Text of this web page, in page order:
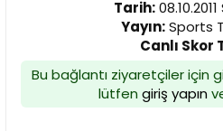
h
i
Tarih:
Yayın:Sports
Canlı Skor
Bu bağlantı ziyaretçiler için
lütfen giriş yapın